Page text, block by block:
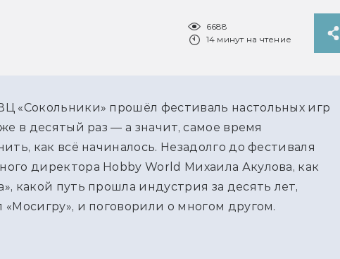
6688
14 минут на чтение
«Сокольники» прошёл фестиваль настольных игр
в десятый раз — а значит, самое время
как всё начиналось. Незадолго до фестиваля
директора Hobby World Михаила Акулова, как
какой путь прошла индустрия за десять лет,
и поговорили о многом другом.